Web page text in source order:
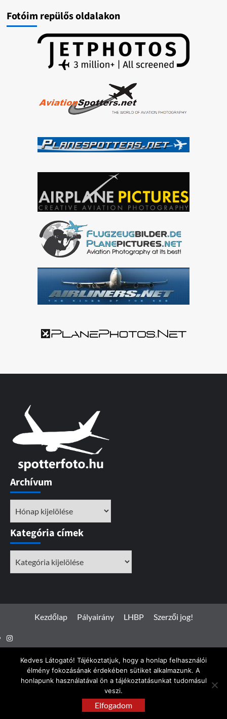
Fotóim repülős oldalakon
Archívum
Kategória címek
Kezdőlap Pályairány LHBP Szerzői jog!
Instagram
Spotterfoto.hu © Minden jog fenntartva 2017 - 2026
CoverNewsby AF themes.
Kedves Látogató! Tájékoztatjuk, hogy a honlap felhasználói
élmény fokozásának érdekében sütiket alkalmazunk. A
honlapunk használatával ön a tájékoztatásunkat tudomásul
veszi.
Elfogadom